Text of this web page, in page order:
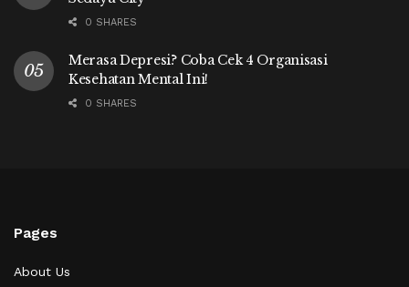
0 SHARES
Merasa Depresi? Coba Cek 4 Organisasi
Kesehatan Mental Ini!
0 SHARES
Pages
About Us